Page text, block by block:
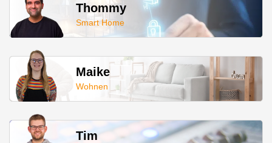
Thommy
Smart Home
Maike
Wohnen
Tim